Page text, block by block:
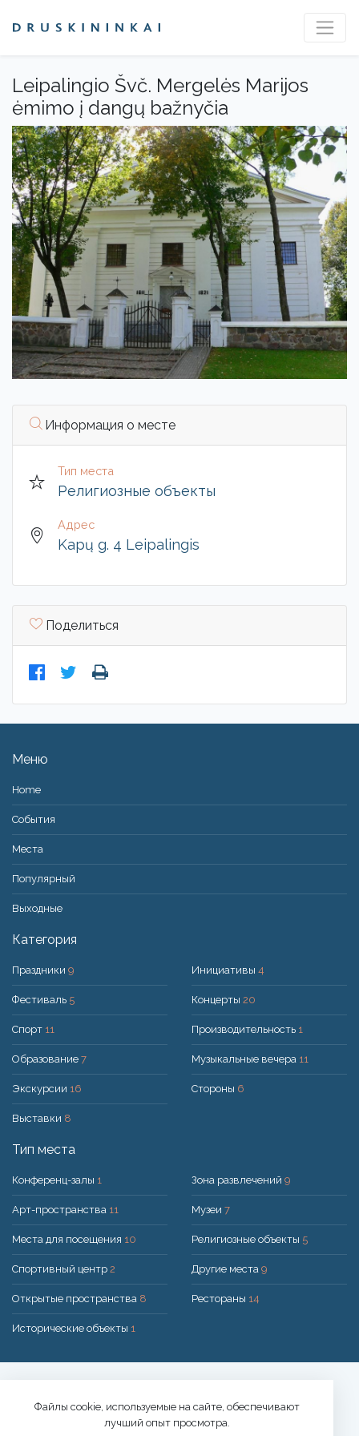
Leipalingio Švč. Mergelės Marijos
ėmimo į dangų bažnyčia
Информация о месте
Тип места
Религиозные объекты
Адрес
Kapų g. 4 Leipalingis
Поделиться
Меню
Home
События
Места
Популярный
Bыходные
Категория
Праздники 9
Фестиваль 5
Спорт 11
Образование 7
Экскурсии 16
Выставки 8
Инициативы 4
Концерты 20
Производительность 1
Музыкальные вечера 11
Стороны 6
Тип места
Конференц-залы 1
Арт-пространства 11
Места для посещения 10
Спортивный центр 2
Открытые пространства 8
Исторические объекты 1
Зона развлечений 9
Музеи 7
Религиозные объекты 5
Другие места 9
Рестораны 14
Файлы cookie, используемые на сайте, обеспечивают
лучший опыт просмотра.